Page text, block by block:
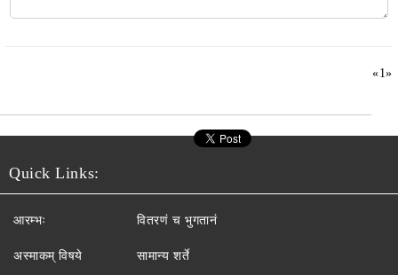
«1»
Quick Links:
आरम्भः
अस्माकम् विषये
वितरणं च भुगतानं
सामान्य शर्ते